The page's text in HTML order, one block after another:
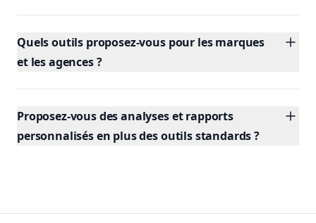
Quels outils proposez-vous pour les marques
et les agences ?
Proposez-vous des analyses et rapports
personnalisés en plus des outils standards ?